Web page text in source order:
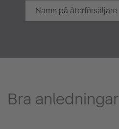
Bra anledningar